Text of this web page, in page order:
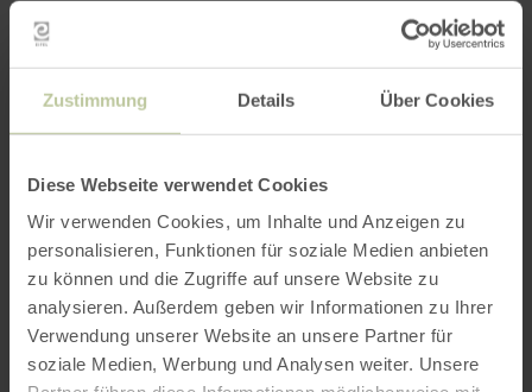
Zustimmung Details Über Cookies
Diese Webseite verwendet Cookies
Wir verwenden Cookies, um Inhalte und Anzeigen zu
personalisieren, Funktionen für soziale Medien anbieten
zu können und die Zugriffe auf unsere Website zu
analysieren. Außerdem geben wir Informationen zu Ihrer
Verwendung unserer Website an unsere Partner für
soziale Medien, Werbung und Analysen weiter. Unsere
Kontakt
Anreise
Buchung
Für den Zeitraum von 07.08.2026 - 14.08.2026
konnten wir leider keine passenden Einheiten
finden.